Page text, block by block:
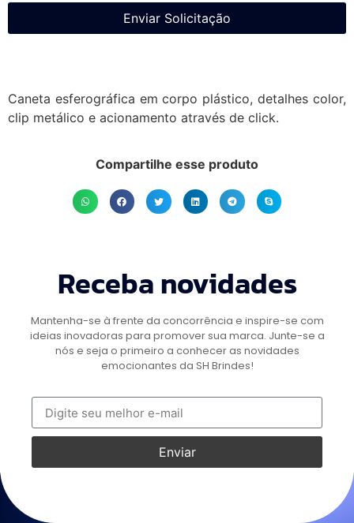
Enviar Solicitação
Caneta esferográfica em corpo plástico, detalhes color,
clip metálico e acionamento através de click.
Compartilhe esse produto
Receba novidades
Mantenha-se à frente da concorrência e inspire-se com
ideias inovadoras para promover sua marca. Junte-se a
nós e seja o primeiro a conhecer as novidades
emocionantes da SH Brindes!
Enviar